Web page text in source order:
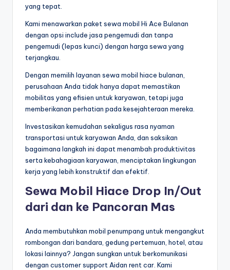
yang tepat.
Kami menawarkan paket sewa mobil Hi Ace Bulanan
dengan opsi include jasa pengemudi dan tanpa
pengemudi (lepas kunci) dengan harga sewa yang
terjangkau.
Dengan memilih layanan sewa mobil hiace bulanan,
perusahaan Anda tidak hanya dapat memastikan
mobilitas yang efisien untuk karyawan, tetapi juga
memberikanan perhatian pada kesejahteraan mereka.
Investasikan kemudahan sekaligus rasa nyaman
transportasi untuk karyawan Anda, dan saksikan
bagaimana langkah ini dapat menambah produktivitas
serta kebahagiaan karyawan, menciptakan lingkungan
kerja yang lebih konstruktif dan efektif.
Sewa Mobil Hiace Drop In/Out
dari dan ke Pancoran Mas
Anda membutuhkan mobil penumpang untuk mengangkut
rombongan dari bandara, gedung pertemuan, hotel, atau
lokasi lainnya? Jangan sungkan untuk berkomunikasi
dengan customer support Aidan rent car. Kami